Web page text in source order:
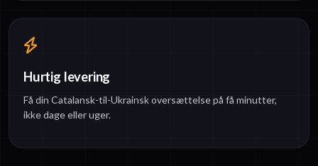
Hurtig levering
Få din Catalansk-til-Ukrainsk oversættelse på få minutter,
ikke dage eller uger.